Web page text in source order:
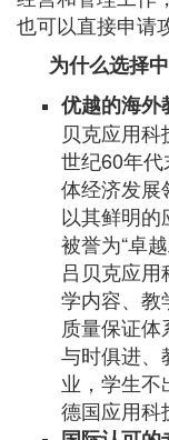
也可以直接申请
为什么选择
优越的海外
贝克应用
世纪60年
体经济发展
以其鲜明的
被誉为“卓
吕贝克应
学内容、教
质量保证
与时俱进、
业，学生不
德国应用科